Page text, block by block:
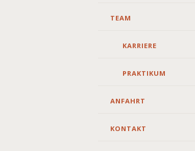
TEAM
KARRIERE
PRAKTIKUM
ANFAHRT
KONTAKT